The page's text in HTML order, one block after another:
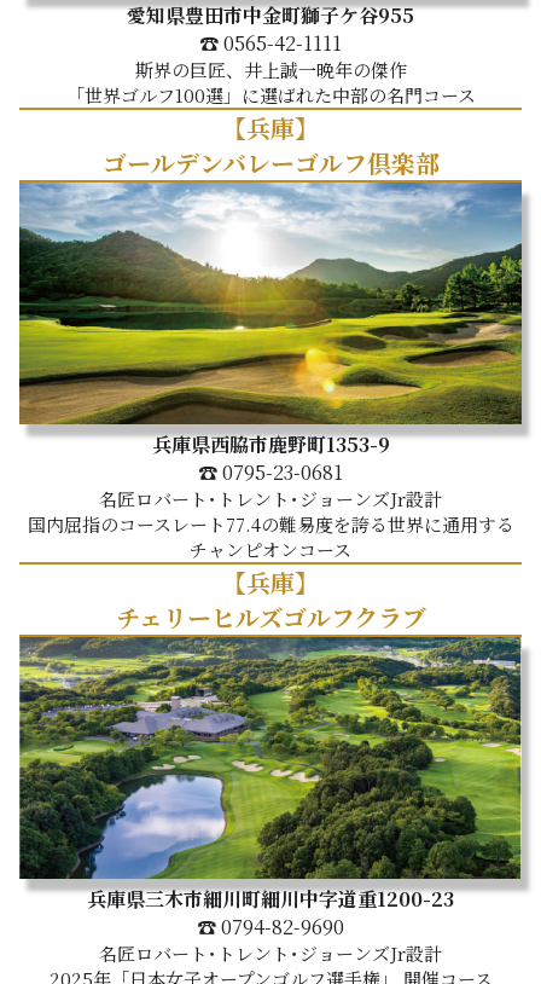
愛知県豊田市中金町獅子ケ谷955
☎ 0565-42-1111
斯界の巨匠、井上誠一晩年の傑作
「世界ゴルフ100選」に選ばれた中部の名門コース
【兵庫】
ゴールデンバレーゴルフ倶楽部
兵庫県西脇市鹿野町1353-9
☎ 0795-23-0681
名匠ロバート･トレント･ジョーンズJr設計
国内屈指のコースレート77.4の難易度を誇る世界に通用する
チャンピオンコース
【兵庫】
チェリーヒルズゴルフクラブ
兵庫県三木市細川町細川中字道重1200-23
☎ 0794-82-9690
名匠ロバート･トレント･ジョーンズJr設計
2025年「日本女子オープンゴルフ選手権」 開催コース